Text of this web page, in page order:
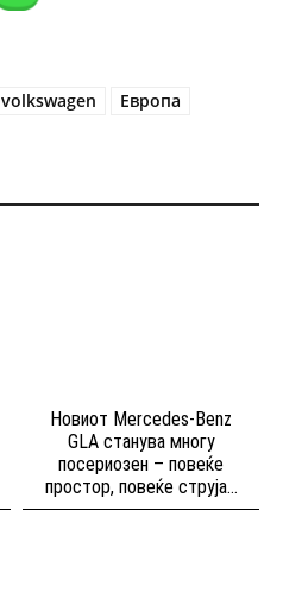
volkswagen
Европа
Новиот Mercedes-Benz
GLA станува многу
посериозен – повеќе
простор, повеќе струја...